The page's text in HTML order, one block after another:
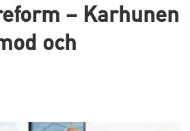
– Karhunen
och